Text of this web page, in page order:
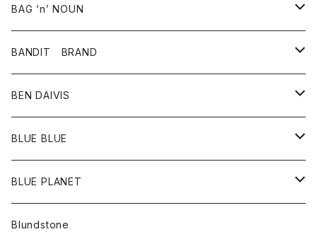
その他雑貨
スカート
パンツ
グッズ
靴
アウター
革ジャケット
BAG ‘n’ NOUN
アクセサリー
バッグ
ポーチ
BANDIT BRAND
トップス
Ｔシャツ
BEN DAIVIS
ポトム
パンツ
BLUE BLUE
アウター
カーディガン
アクセサリー
BLUE PLANET
サングラス
Blundstone